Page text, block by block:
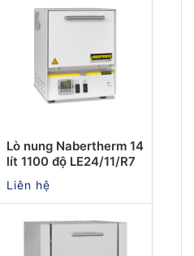
Lò nung Nabertherm 14
lít 1100 độ LE24/11/R7
Liên hệ